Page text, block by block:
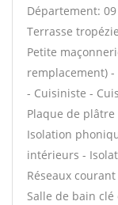
Département: 09
Terrasse
Petite
remplacement)
- Cuisiniste -
Plaque de
Isolation
intérieurs -
Réseaux
Salle de bain